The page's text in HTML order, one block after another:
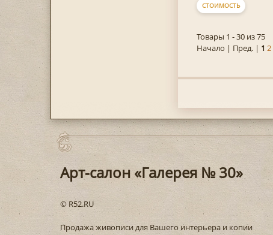
СТОИМОСТЬ
Товары 1 - 30 из 75
Начало | Пред. | 1 2
Арт-салон «Галерея № 30»
© R52.RU
Продажа живописи для Вашего интерьера и копии